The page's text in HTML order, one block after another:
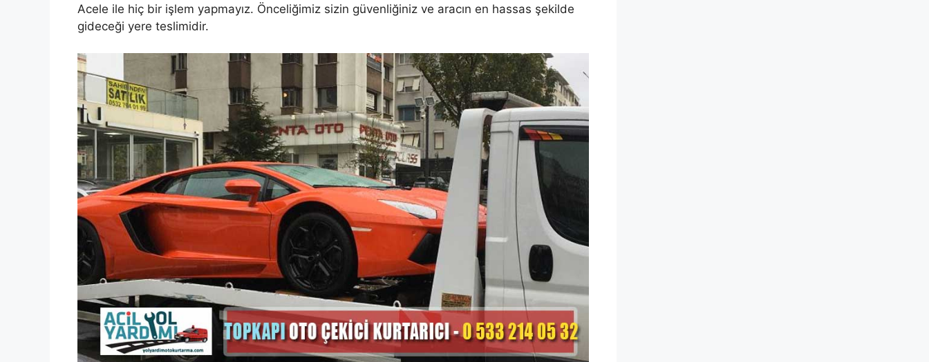
Acele ile hiç bir işlem yapmayız. Önceliğimiz sizin güvenliğiniz ve aracın en hassas şekilde
gideceği yere teslimidir.